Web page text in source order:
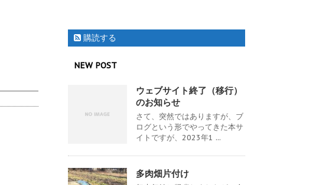
購読する
NEW POST
ウェブサイト終了（移行）
のお知らせ
さて、突然ではありますが、ブ
ログという形でやってきた本サ
イトですが、2023年1 ...
多肉畑片付け